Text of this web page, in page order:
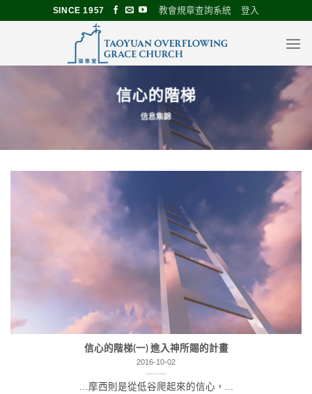
SINCE 1957 教會規章查詢系統 登入
信心的階梯
信息集錦
信心的階梯(一) 進入神所賜的計畫
2016-10-02
…摩西則是從低谷爬起來的信心，...